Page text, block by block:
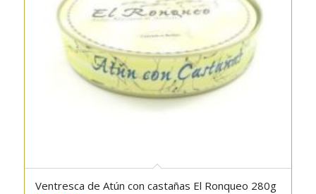
Ventresca de Atún con castañas El Ronqueo 280g